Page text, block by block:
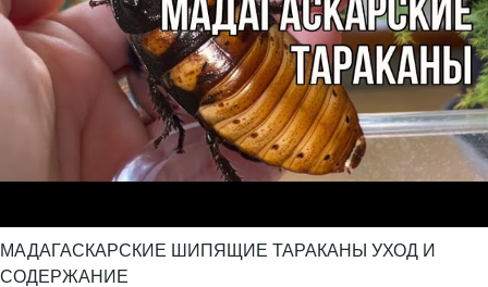
МАДАГАСКАРСКИЕ ШИПЯЩИЕ ТАРАКАНЫ УХОД И
СОДЕРЖАНИЕ